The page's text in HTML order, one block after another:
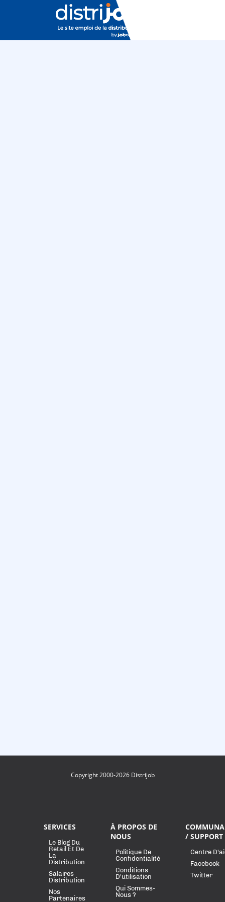
Copyright 2000-2026 Distrijob
SERVICES
Le Blog Du
Retail Et De
La
Distribution
Salaires
Distribution
Nos
Partenaires
À PROPOS DE
NOUS
Politique De
Confidentialité
Conditions
D'utilisation
Qui Sommes-
Nous ?
/ SUPPORT
Centre
Facebook
Twitter